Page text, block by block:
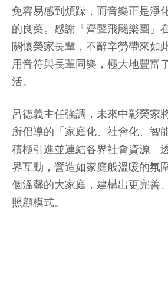
免容易感到煩躁，而音樂正是淨
的良藥。感謝「齊聲飛颺樂團」
關懷榮家長輩，不辭辛勞帶來如
用音符與長輩同樂，極大地豐富
活。
呂德義主任強調，未來中彰榮家
所倡導的「家庭化、社會化、智
積極引進並連結各界社會資源。
界互動，營造如家庭般溫暖的氛
個溫馨的大家庭，建構出更完善
照顧模式。